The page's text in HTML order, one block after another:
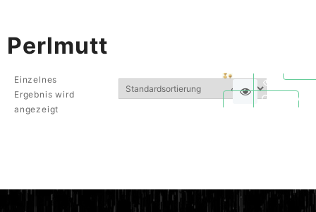
Perlmutt
Einzelnes
Ergebnis wird
angezeigt